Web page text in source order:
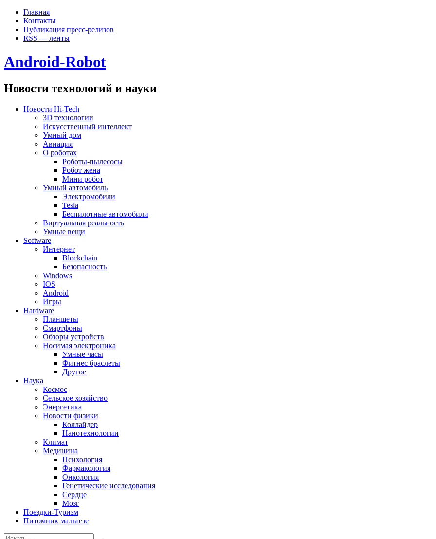
Главная
Контакты
Публикация пресс-релизов
RSS — ленты
Android-Robot
Новости технологий и науки
Новости Hi-Tech
3D технологии
Искусственный интеллект
Умный дом
Авиация
О роботах
Роботы-пылесосы
Робот жена
Мини робот
Умный автомобиль
Электромобили
Tesla
Беспилотные автомобили
Виртуальная реальность
Умные вещи
Software
Интернет
Blockchain
Безопасность
Windows
IOS
Android
Игры
Hardware
Планшеты
Смартфоны
Обзоры устройств
Носимая электроника
Умные часы
Фитнес браслеты
Другое
Наука
Космос
Сельское хозяйство
Энергетика
Новости физики
Коллайдер
Нанотехнологии
Климат
Медицина
Психология
Фармакология
Онкология
Генетические исследования
Сердце
Мозг
Поездки-Туризм
Питомник мальтезе